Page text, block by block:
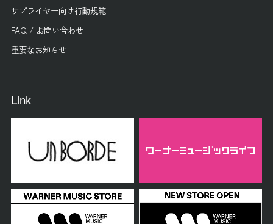
サプライヤー向け行動規範
FAQ / お問い合わせ
重要なお知らせ
Link